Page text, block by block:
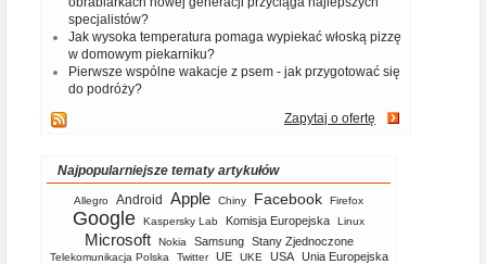
specjalistów?
Jak wysoka temperatura pomaga wypiekać włoską pizzę
w domowym piekarniku?
Pierwsze wspólne wakacje z psem - jak przygotować się
do podróży?
Zapytaj o ofertę
Najpopularniejsze tematy artykułów
Allegro Android Apple Chiny Facebook Firefox
Google Kaspersky Lab Komisja Europejska Linux
Microsoft Nokia Samsung Stany Zjednoczone
Telekomunikacja Polska Twitter UE UKE USA Unia Europejska